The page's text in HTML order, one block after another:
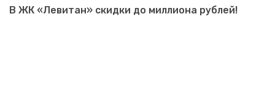
В ЖК «Левитан» скидки до миллиона рублей!